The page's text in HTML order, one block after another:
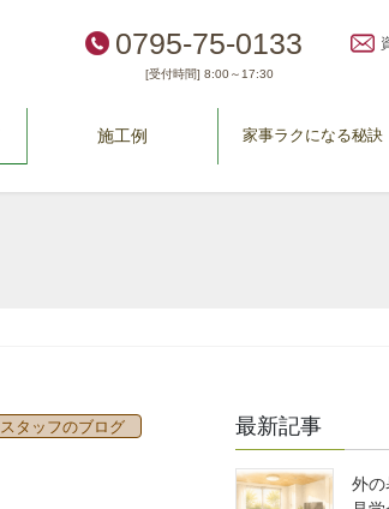
0795-75-0133
[受付時間] 8:00～17:30
施工例 家事ラクになる秘訣
スタッフのブログ 最新記事
外の